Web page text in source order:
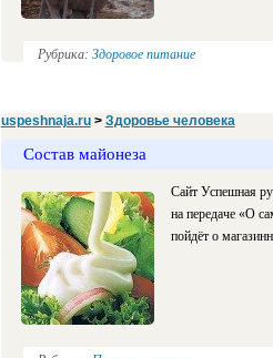
Рубрика: Здоровое питание
uspeshnaja.ru> Здоровье человека
Состав майонеза
Сайт Успешная
на передаче «О
пойдёт о